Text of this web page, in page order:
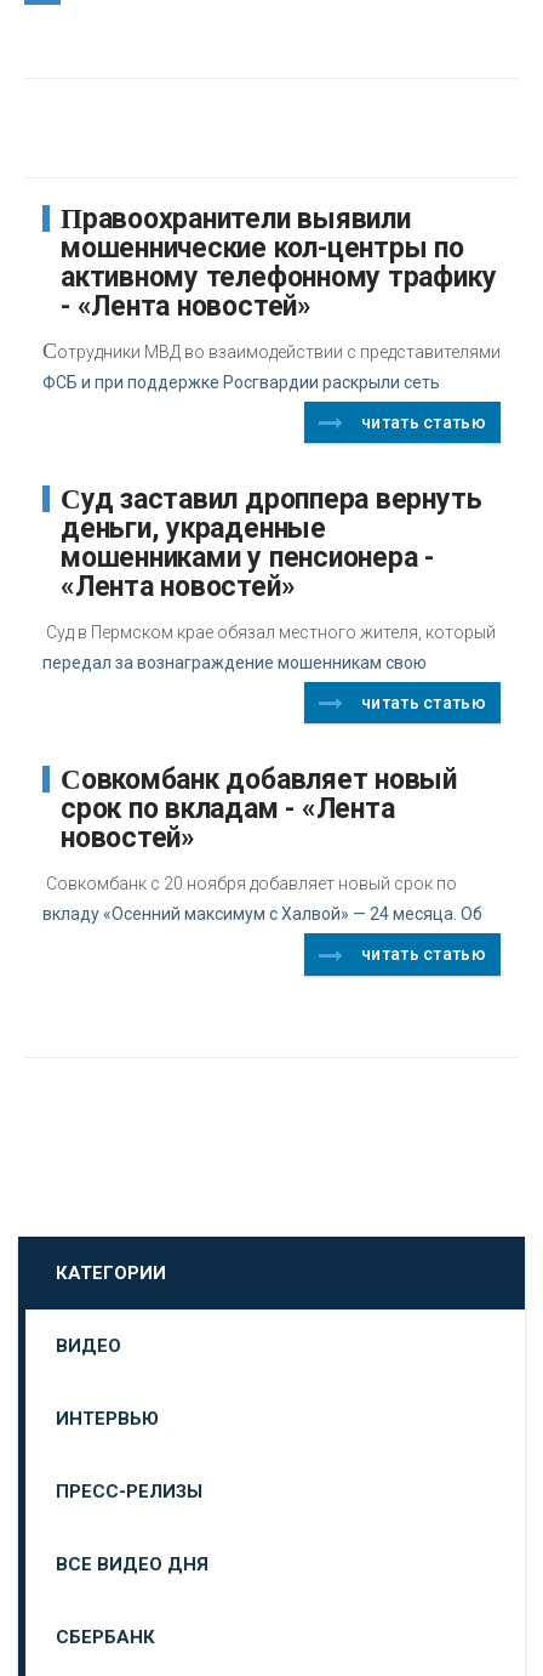
Правоохранители выявили
мошеннические кол-центры по
активному телефонному трафику
- «Лента новостей»
Сотрудники МВД во взаимодействии с представителями
ФСБ и при поддержке Росгвардии раскрыли сеть
читать статью
Суд заставил дроппера вернуть
деньги, украденные
мошенниками у пенсионера -
«Лента новостей»
Суд в Пермском крае обязал местного жителя, который
передал за вознаграждение мошенникам свою
читать статью
Совкомбанк добавляет новый
срок по вкладам - «Лента
новостей»
Совкомбанк с 20 ноября добавляет новый срок по
вкладу «Осенний максимум с Халвой» — 24 месяца. Об
читать статью
КАТЕГОРИИ
ВИДЕО
ИНТЕРВЬЮ
ПРЕСС-РЕЛИЗЫ
ВСЕ ВИДЕО ДНЯ
СБЕРБАНК